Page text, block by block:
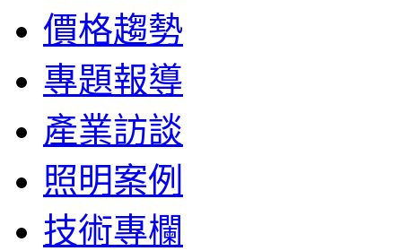
價格趨勢
專題報導
產業訪談
照明案例
技術專欄